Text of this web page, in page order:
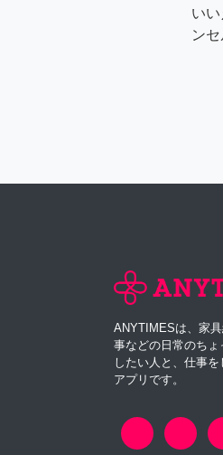
い
ンセ
ANYTIMESは、家
事などの日常のち
したい人と、仕事
アプリです。